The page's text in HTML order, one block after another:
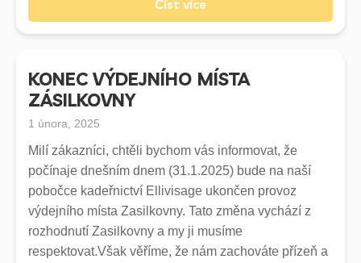
1500
Každých 10g = 100Kč doplatek (dle spotřeby, ne dle délky
vlasů)
100
-
-
Nadměrná spotřeba materiálu*
200
350
Číst více
KONEC VÝDEJNÍHO MÍSTA
ZÁSILKOVNY
1 února, 2025
Milí zákazníci, chtěli bychom vás informovat, že
počínaje dnešním dnem (31.1.2025) bude na naší
pobočce kadeřnictví Ellivisage ukončen provoz
výdejního místa Zasilkovny. Tato změna vychází z
rozhodnutí Zasilkovny a my ji musíme
respektovat.Však věříme, že nám zachováte přízeň a